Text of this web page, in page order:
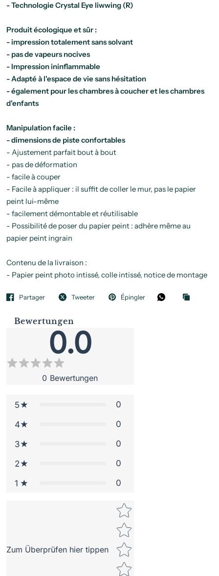
- Technologie Crystal Eye liwwing (R)
Produit écologique et sûr :
- impression totalement sans solvant
- pas de vapeurs nocives
- Impression ininflammable
- Adapté à l'espace de vie sans hésitation
- également pour les chambres à coucher et les chambres
d'enfants
Manipulation facile :
- dimensions de piste confortables
- Ajustement parfait bout à bout
- pas de déformation
- facile à couper
- Facile à appliquer : il suffit de coller le mur, pas le papier
peint lui-même
- facilement démontable et réutilisable
- Possibilité de poser du papier peint : adhère même au
papier peint ingrain
Contenu de la livraison :
- Papier peint photo intissé, colle intissé, notice de montage
Partager Tweeter Épingler
Bewertungen
0.0
0 Bewertungen
5 0
4 0
3 0
2 0
1 0
Zum Überprüfen hier tippen
Star rating